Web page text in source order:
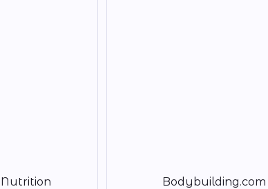
Bodybuilding.com